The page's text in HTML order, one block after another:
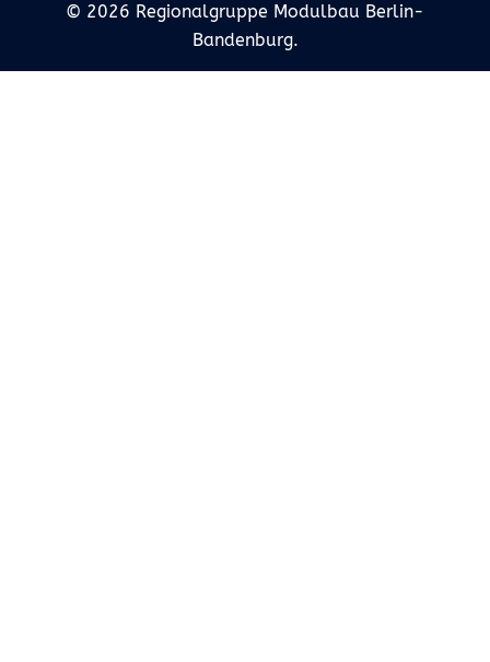
© 2026 Regionalgruppe Modulbau Berlin-
Bandenburg.